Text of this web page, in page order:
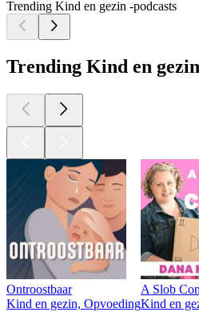
Trending Kind en gezin -podcasts
Trending Kind en
Ontroostbaar
Kind en gezin, Opvoeding
A Slob
Kind en